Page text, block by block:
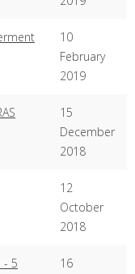
10
February
2019
15
December
2018
12
October
2018
- 5
16